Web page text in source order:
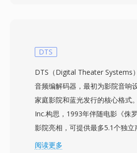
文件中的每一位都是音频数据,当
到声音硬件而无需解析,使得在速
上进行实时播放成为可能。尽管
算史上仍有一席之地,是将数字音
的格式之一。这一时代的文件偶
档中出现。SoX 和 ffmpeg 可以
情况下解读 SNDR 文件,使早期数
DTS
DTS（Digital Theater Systems
音频编解码器，最初为影院音响
家庭影院和蓝光发行的核心格式
Inc.构思，1993年伴随电影《侏
影院亮相，可提供最多5.1个独立
比特率通常在768 kbps至1.5
阅读更多